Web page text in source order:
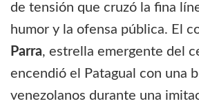
de tensión que cruzó la fina
humor y la ofensa pública. El
Parra, estrella emergente del
encendió el Patagual con una
venezolanos durante una